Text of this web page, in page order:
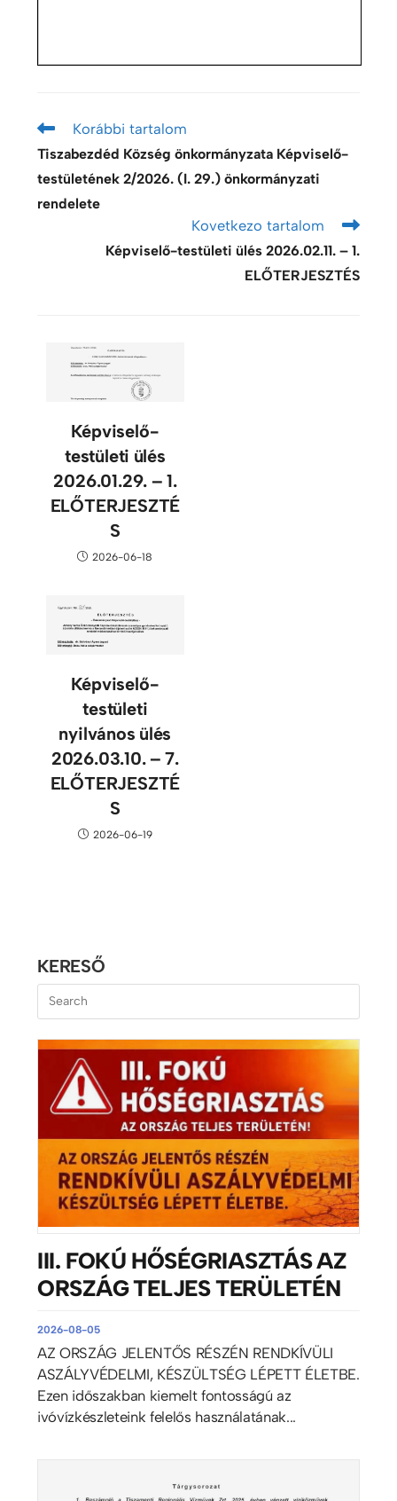
Korábbi tartalom
Tiszabezdéd Község önkormányzata Képviselő-
testületének 2/2026. (I. 29.) önkormányzati
rendelete
Kovetkezo tartalom
Képviselő-testületi ülés 2026.02.11. – 1.
ELŐTERJESZTÉS
Képviselő-
testületi ülés
2026.01.29. – 1.
ELŐTERJESZTÉ
S
2026-06-18
Képviselő-
testületi
nyilvános ülés
2026.03.10. – 7.
ELŐTERJESZTÉ
S
2026-06-19
KERESŐ
III. FOKÚ HŐSÉGRIASZTÁS AZ
ORSZÁG TELJES TERÜLETÉN
2026-08-05
AZ ORSZÁG JELENTŐS RÉSZÉN RENDKÍVÜLI
ASZÁLYVÉDELMI, KÉSZÜLTSÉG LÉPETT ÉLETBE.
Ezen időszakban kiemelt fontosságú az
ivóvízkészleteink felelős használatának...